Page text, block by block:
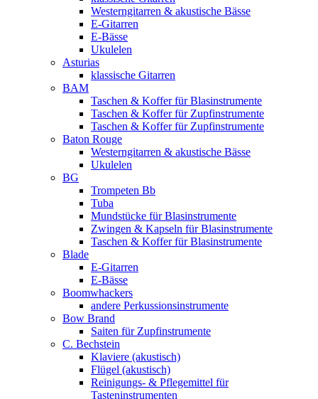
Westerngitarren & akustische Bässe
E-Gitarren
E-Bässe
Ukulelen
Asturias
klassische Gitarren
BAM
Taschen & Koffer für Blasinstrumente
Taschen & Koffer für Zupfinstrumente
Taschen & Koffer für Zupfinstrumente
Baton Rouge
Westerngitarren & akustische Bässe
Ukulelen
BG
Trompeten Bb
Tuba
Mundstücke für Blasinstrumente
Zwingen & Kapseln für Blasinstrumente
Taschen & Koffer für Blasinstrumente
Blade
E-Gitarren
E-Bässe
Boomwhackers
andere Perkussionsinstrumente
Bow Brand
Saiten für Zupfinstrumente
C. Bechstein
Klaviere (akustisch)
Flügel (akustisch)
Reinigungs- & Pflegemittel für
Tasteninstrumenten